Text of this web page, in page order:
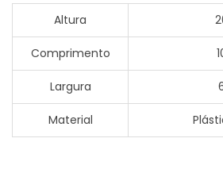
Altura
Comprimento
Largura
Material